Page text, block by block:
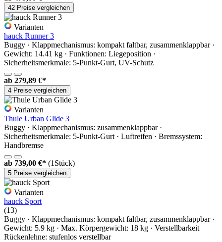
42 Preise vergleichen
Varianten
hauck Runner 3
Buggy · Klappmechanismus: kompakt faltbar, zusammenklappbar ·
Gewicht: 14.41 kg · Funktionen: Liegeposition ·
Sicherheitsmerkmale: 5-Punkt-Gurt, UV-Schutz
ab 279,89 €*
4 Preise vergleichen
Varianten
Thule Urban Glide 3
Buggy · Klappmechanismus: zusammenklappbar ·
Sicherheitsmerkmale: 5-Punkt-Gurt · Luftreifen · Bremssystem:
Handbremse
ab 739,00 €* (1Stück)
5 Preise vergleichen
Varianten
hauck Sport
(13)
Buggy · Klappmechanismus: kompakt faltbar, zusammenklappbar ·
Gewicht: 5.9 kg · Max. Körpergewicht: 18 kg · Verstellbarkeit
Rückenlehne: stufenlos verstellbar